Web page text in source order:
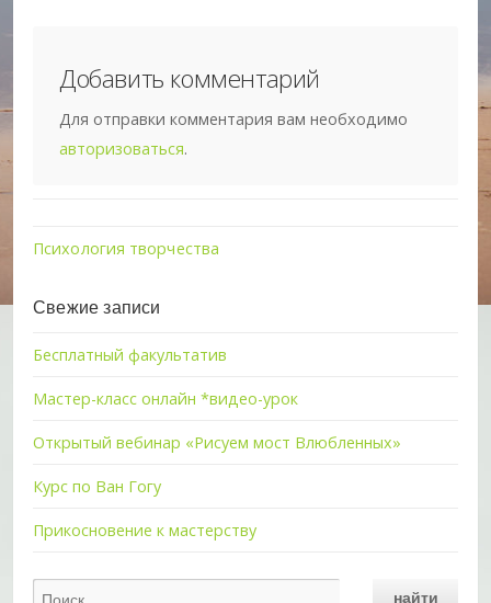
Добавить комментарий
Для отправки комментария вам необходимо
авторизоваться.
Психология творчества
Свежие записи
Бесплатный факультатив
Мастер-класс онлайн *видео-урок
Открытый вебинар «Рисуем мост Влюбленных»
Курс по Ван Гогу
Прикосновение к мастерству